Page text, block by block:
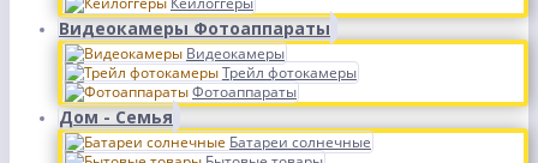
Видеокамеры Фотоаппараты
Видеокамеры
Трейл фотокамеры
Фотоаппараты
Дом - Семья
Батареи солнечные